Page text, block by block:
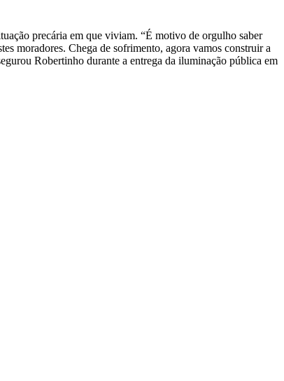
precária em que viviam. “É motivo de orgulho saber
moradores. Chega de sofrimento, agora vamos construir a
Robertinho durante a entrega da iluminação pública em